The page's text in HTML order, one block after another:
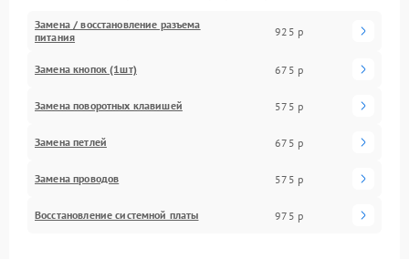
Замена / восстановление разъема
питания
925 р
Замена кнопок (1шт) 675 р
Замена поворотных клавишей 575 р
Замена петлей 675 р
Замена проводов 575 р
Восстановление системной платы 975 р